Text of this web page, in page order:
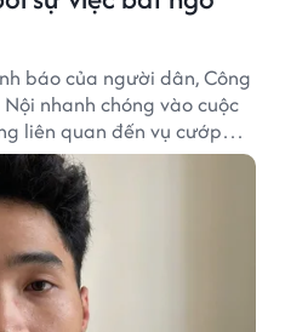
báo của người dân, Công
nhanh chóng vào cuộc
liên quan đến vụ cướp
hàng cầm đồ trên địa